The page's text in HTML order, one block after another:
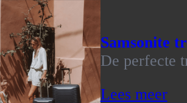
Samsonite
De perfecte
Lees meer